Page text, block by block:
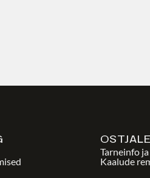
Tarneinfo
Kaalude